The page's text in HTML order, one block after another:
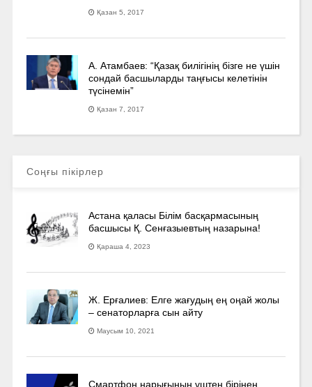
Қазан 5, 2017
А. Атамбаев: “Қазақ билігінің бізге не үшін
сондай басшыларды таңғысы келетінін
түсінемін”
Қазан 7, 2017
Соңғы пікірлер
Астана қаласы Білім басқармасының
басшысы Қ. Сенғазыевтың назарына!
Қараша 4, 2023
Ж. Ерғалиев: Елге жағудың ең оңай жолы
– сенаторларға сын айту
Маусым 10, 2021
Смартфон нарығының үштен бірінен